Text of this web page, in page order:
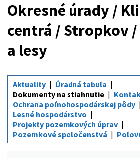
Okresné úrady /
centrá / Stropkov
a lesy
Aktuality
Úradná tabuľa
Dokumenty na stiahnutie
Ochrana poľnohospodárskej pôdy
Lesné hospodárstvo
Projekty pozemkových úprav
Pozemkové spoločenstvá